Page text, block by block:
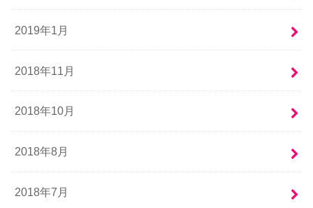
2019年1月
2018年11月
2018年10月
2018年8月
2018年7月